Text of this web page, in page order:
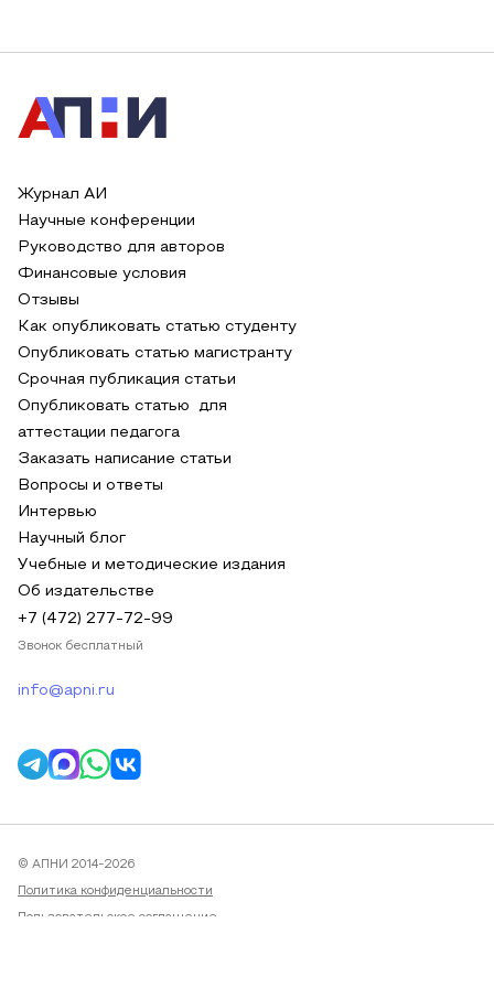
Журнал АИ
Научные конференции
Руководство для авторов
Финансовые условия
Отзывы
Как опубликовать статью студенту
Опубликовать статью магистранту
Срочная публикация статьи
Опубликовать статью для
аттестации педагога
Заказать написание статьи
Вопросы и ответы
Интервью
Научный блог
Учебные и методические издания
Об издательстве
+7 (472) 277-72-99
Звонок бесплатный
info@apni.ru
© АПНИ 2014-2026
Политика конфиденциальности
Пользовательское соглашение